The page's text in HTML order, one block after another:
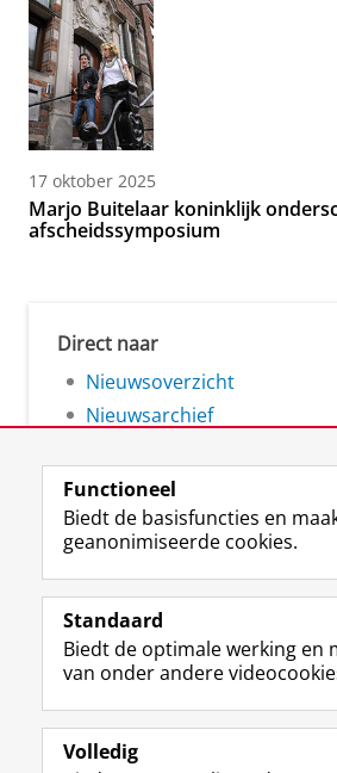
17 oktober 2025
Marjo Buitelaar koninklijk
afscheidssymposium
Direct naar
Nieuwsoverzicht
Nieuwsarchief
Volg de RUG
F
a
e
b
o
L
i
k
e
I
Studiekiezers
Alumni
Functioneel
Biedt de basisfuncties en
geanonimiseerde cookies.
Standaard
Biedt de optimale werking en
van onder andere
Volledig